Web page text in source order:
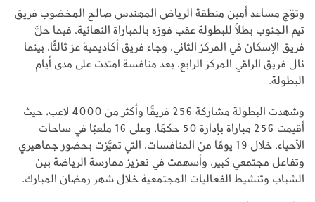
وتوّج مساعد أمين منطقة الرياض المهندس صالح المخضوب فريق
تيم الجنوب بطلًا للبطولة عقب فوزه بالمباراة النهائية، فيما حلَّ
فريق الإسكان في المركز الثاني، وجاء فريق أكاديمية عز ثالثًا، بينما
نال فريق الراقي المركز الرابع، بعد منافسة امتدت على مدى أيام
البطولة.
وشهدت البطولة مشاركة 256 فريقًا وأكثر من 4000 لاعب، حيث
أقيمت 256 مباراة بإدارة 50 حكمًا، وعلى 16 ملعبًا في ساحات
الأحياء، خلال 19 يومًا من المنافسات، التي تميَّزت بحضور جماهيري
وتفاعل مجتمعي كبير، وأسهمت في تعزيز ممارسة الرياضة بين
الشباب وتنشيط الفعاليات المجتمعية خلال شهر رمضان المبارك.